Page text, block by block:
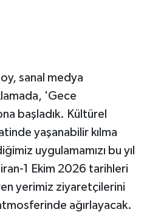
sanal medya
'Gece
başladık. Kültürel
yaşanabilir kılma
uygulamamızı bu yıl
1 Ekim 2026 tarihleri
yerimiz ziyaretçilerini
ağırlayacak.
Sahiplendirme